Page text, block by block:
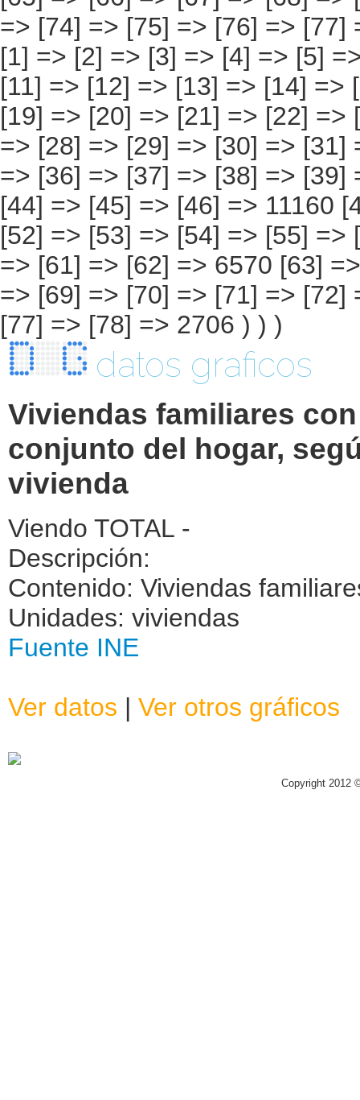
datos graficos
Viviendas familiares
conjunto del hogar,
vivienda
Viendo TOTAL -
Descripción:
Contenido: Viviendas
Unidades: viviendas
Fuente INE
Ver datos | Ver otros gráficos
Copyright 2012